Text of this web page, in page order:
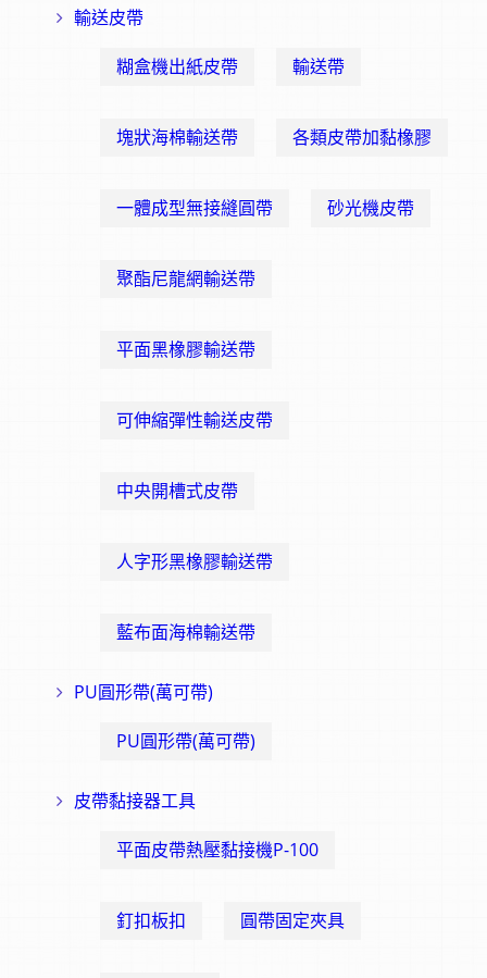
輸送皮帶
糊盒機出紙皮帶 輸送帶
塊狀海棉輸送帶 各類皮帶加黏橡膠
一體成型無接縫圓帶 砂光機皮帶
聚酯尼龍網輸送帶
平面黑橡膠輸送帶
可伸縮彈性輸送皮帶
中央開槽式皮帶
人字形黑橡膠輸送帶
藍布面海棉輸送帶
PU圓形帶(萬可帶)
PU圓形帶(萬可帶)
皮帶黏接器工具
平面皮帶熱壓黏接機P-100
釘扣板扣 圓帶固定夾具